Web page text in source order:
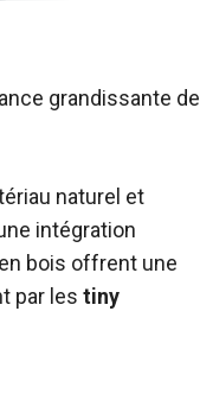
grandissante de
naturel et
intégration
bois offrent une
par les tiny